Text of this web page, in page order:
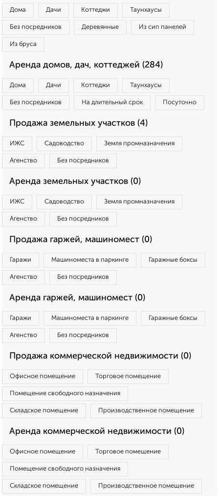
Дома Дачи Коттеджи Таунхаусы
Без посредников Деревянные Из сип панелей
Из бруса
Аренда домов, дач, коттеджей (284)
Дома Дачи Коттеджи Таунхаусы
Без посредников На длительный срок Посуточно
Продажа земельных участков (4)
ИЖС Садоводство Земля промназначения
Агенство Без посредников
Аренда земельных участков (0)
ИЖС Садоводство Земля промназначения
Агенство Без посредников
Продажа гаржей, машиномест (0)
Гаражи Машиноместа в паркинге Гаражные боксы
Агенство Без посредников
Аренда гаржей, машиномест (0)
Гаражи Машиноместа в паркинге Гаражные боксы
Агенство Без посредников
Продажа коммерческой недвижимости (0)
Офисное помещение Торговое помещение
Помещение свободного назначения
Складское помещение Производственное помещение
Аренда коммерческой недвижимости (0)
Офисное помещение Торговое помещение
Помещение свободного назначения
Складское помещение Производственное помещение